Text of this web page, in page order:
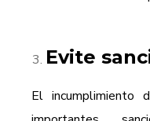
Evite
El incumplimiento